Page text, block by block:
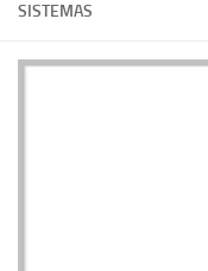
Atendimento
Solicitar um serviço
SISTEMAS